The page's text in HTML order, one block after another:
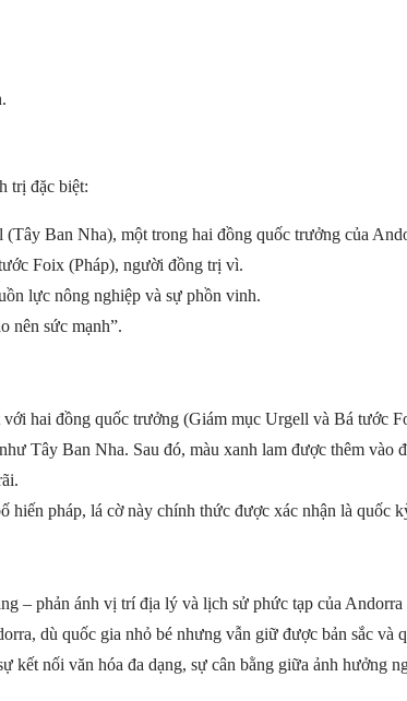
trị đặc biệt:
Ban Nha), một trong hai đồng quốc trưởng của
Foix (Pháp), người đồng trị vì.
lực nông nghiệp và sự phồn vinh.
nên sức mạnh”.
hai đồng quốc trưởng (Giám mục Urgell và Bá tước
Tây Ban Nha. Sau đó, màu xanh lam được thêm vào
pháp, lá cờ này chính thức được xác nhận là quốc
– phản ánh vị trí địa lý và lịch sử phức tạp của
dù quốc gia nhỏ bé nhưng vẫn giữ được bản sắc và
kết nối văn hóa đa dạng, sự cân bằng giữa ảnh hưởng